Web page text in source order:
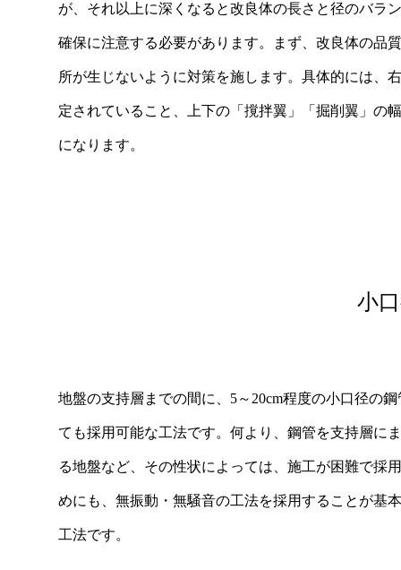
が、それ以上に深くなると改良体の長さと径のバラ
確保に注意する必要があります。まず、改良体の品
所が生じないように対策を施します。具体的には、
定されていること、上下の「撹拌翼」「掘削翼」の
になります。
小
地盤の支持層までの間に、5～20cm程度の小口径の
ても採用可能な工法です。何より、鋼管を支持層に
る地盤など、その性状によっては、施工が困難で採
めにも、無振動・無騒音の工法を採用することが基
工法です。